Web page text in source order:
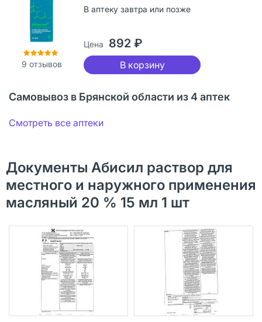
9 отзывов
В аптеку завтра или позже
Цена 892 ₽
В корзину
Самовывоз в Брянской области из 4 аптек
Смотреть все аптеки
Документы Абисил раствор для
местного и наружного применения
масляный 20 % 15 мл 1 шт